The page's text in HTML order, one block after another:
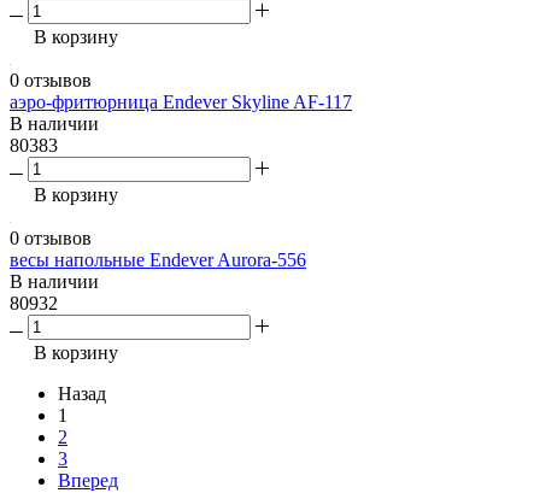
В корзину
0 отзывов
аэро-фритюрница Endever Skyline AF-117
В наличии
80383
В корзину
0 отзывов
весы напольные Endever Aurora-556
В наличии
80932
В корзину
Назад
1
2
3
Вперед